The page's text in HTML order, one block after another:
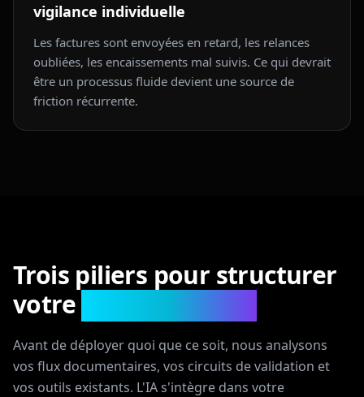
vigilance individuelle
Les factures sont envoyées en retard, les relances
oubliées, les encaissements mal suivis. Ce qui devrait
être un processus fluide devient une source de
friction récurrente.
Trois piliers pour structurer
votre
Avant de déployer quoi que ce soit, nous analysons
vos flux documentaires, vos circuits de validation et
vos outils existants. L'IA s'intègre dans votre